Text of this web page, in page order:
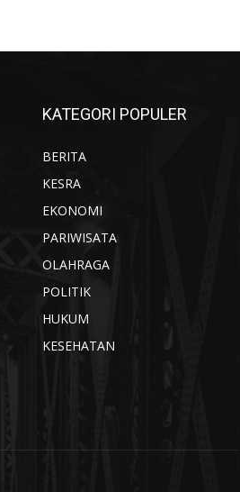
KATEGORI POPULER
BERITA
KESRA
EKONOMI
PARIWISATA
OLAHRAGA
POLITIK
HUKUM
KESEHATAN